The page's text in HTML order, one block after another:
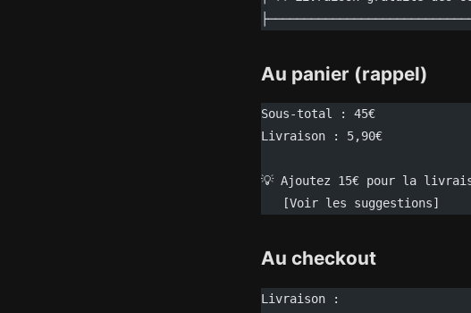
Au panier (rappel)
Sous-total : 45€
Livraison : 5,90€
💡 Ajoutez 15€ pour la
   [Voir les suggestions]
Au checkout
Livraison :